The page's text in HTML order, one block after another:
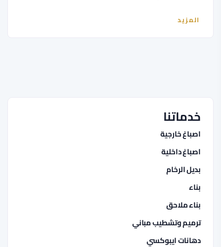
المزيد
خدماتنا
اصباغ خارجية
اصباغ داخلية
بديل الرخام
بناء
بناء ملاحق
ترميم وتشطيب مباني
دهانات ايبوكسي